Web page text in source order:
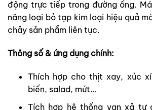
động trực tiếp trong đường ống.
năng loại bỏ tạp kim loại hiệu quả
chảy sản phẩm liên tục.
Thông số & ứng dụng chính:
Thích hợp cho thịt xay, xúc
biến, salad, mứt…
Tích hợp hệ thống van xả tự